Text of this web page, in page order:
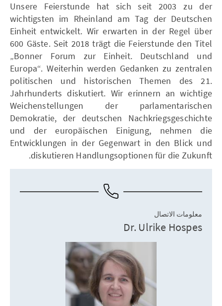
Unsere Feierstunde hat sich seit 2003 zu der
wichtigsten im Rheinland am Tag der Deutschen
Einheit entwickelt. Wir erwarten in der Regel über
600 Gäste. Seit 2018 trägt die Feierstunde den Titel
„Bonner Forum zur Einheit. Deutschland und
Europa“. Weiterhin werden Gedanken zu zentralen
politischen und historischen Themen des 21.
Jahrhunderts diskutiert. Wir erinnern an wichtige
Weichenstellungen der parlamentarischen
Demokratie, der deutschen Nachkriegsgeschichte
und der europäischen Einigung, nehmen die
Entwicklungen in der Gegenwart in den Blick und
diskutieren Handlungsoptionen für die Zukunft.
معلومات الاتصال
Dr. Ulrike Hospes